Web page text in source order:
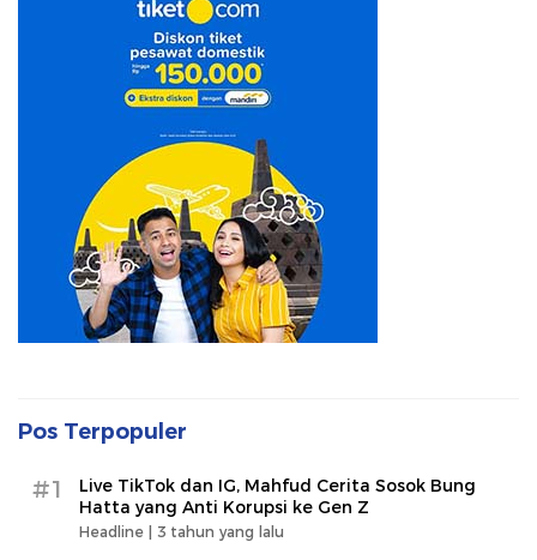
Pos Terpopuler
#1
Live TikTok dan IG, Mahfud Cerita Sosok Bung
Hatta yang Anti Korupsi ke Gen Z
Headline | 3 tahun yang lalu